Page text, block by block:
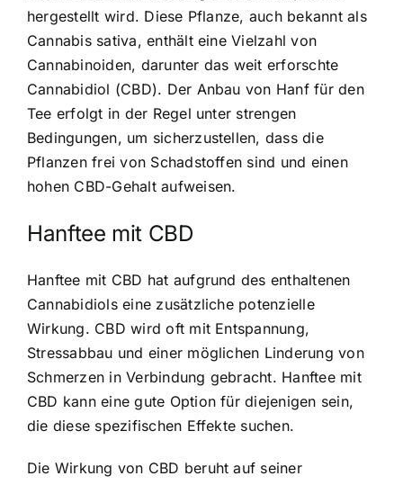
hergestellt wird. Diese Pflanze, auch bekannt als
Cannabis sativa, enthält eine Vielzahl von
Cannabinoiden, darunter das weit erforschte
Cannabidiol (CBD). Der Anbau von Hanf für den
Tee erfolgt in der Regel unter strengen
Bedingungen, um sicherzustellen, dass die
Pflanzen frei von Schadstoffen sind und einen
hohen CBD-Gehalt aufweisen.
Hanftee mit CBD
Hanftee mit CBD hat aufgrund des enthaltenen
Cannabidiols eine zusätzliche potenzielle
Wirkung. CBD wird oft mit Entspannung,
Stressabbau und einer möglichen Linderung von
Schmerzen in Verbindung gebracht. Hanftee mit
CBD kann eine gute Option für diejenigen sein,
die diese spezifischen Effekte suchen.
Die Wirkung von CBD beruht auf seiner